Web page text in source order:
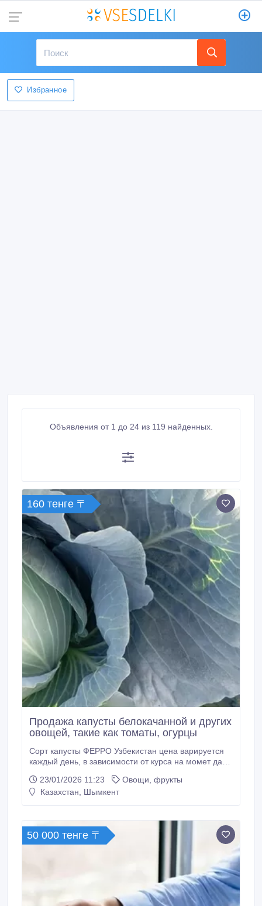
Избранное
Объявления от 1 до 24 из 119 найденных.
160 тенге 〒
Продажа капусты белокачанной и других
овощей, такие как томаты, огурцы
Сорт капусты ФЕРРО Узбекистан цена варируется
каждый день, в зависимости от курса на момет дачи
23/01/2026 11:23
Овощи, фрукты
Казахстан, Шымкент
50 000 тенге 〒